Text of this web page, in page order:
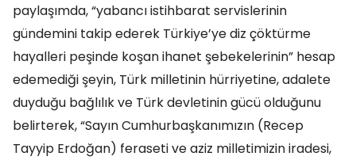
paylaşımda, “yabancı istihbarat servislerinin
gündemini takip ederek Türkiye’ye diz çöktürme
hayalleri peşinde koşan ihanet şebekelerinin” hesap
edemediği şeyin, Türk milletinin hürriyetine, adalete
duyduğu bağlılık ve Türk devletinin gücü olduğunu
belirterek, “Sayın Cumhurbaşkanımızın (Recep
Tayyip Erdoğan) feraseti ve aziz milletimizin iradesi,